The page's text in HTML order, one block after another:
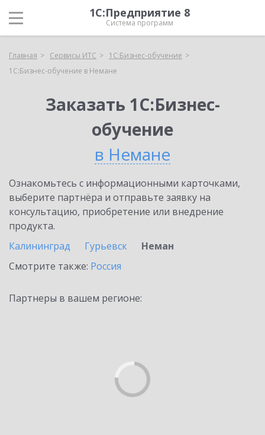
1С:Предприятие 8
Система программ
Главная Сервисы ИТС
1С:Бизнес-обучение
1С:Бизнес-обучение в Немане
Заказать 1С:Бизнес-
обучение
в Немане
Ознакомьтесь с информационными карточками,
выберите партнёра и отправьте заявку на
консультацию, приобретение или внедрение
продукта.
Калининград
Гурьевск
Неман
Смотрите также: Россия
Партнеры в вашем регионе: